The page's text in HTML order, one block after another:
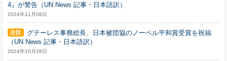
4』が警告（UN News 記事・日本語訳）
2024年11月08日
グテーレス事務総長、日本被団協のノーベル平和賞受賞を祝福
（UN News 記事・日本語訳）
2024年10月28日